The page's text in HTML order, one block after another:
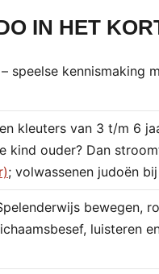
IN HET
speelse kennismaking
kleuters van 3 t/m 6
kind ouder? Dan
; volwassenen judoën bij
bewegen,
luisteren